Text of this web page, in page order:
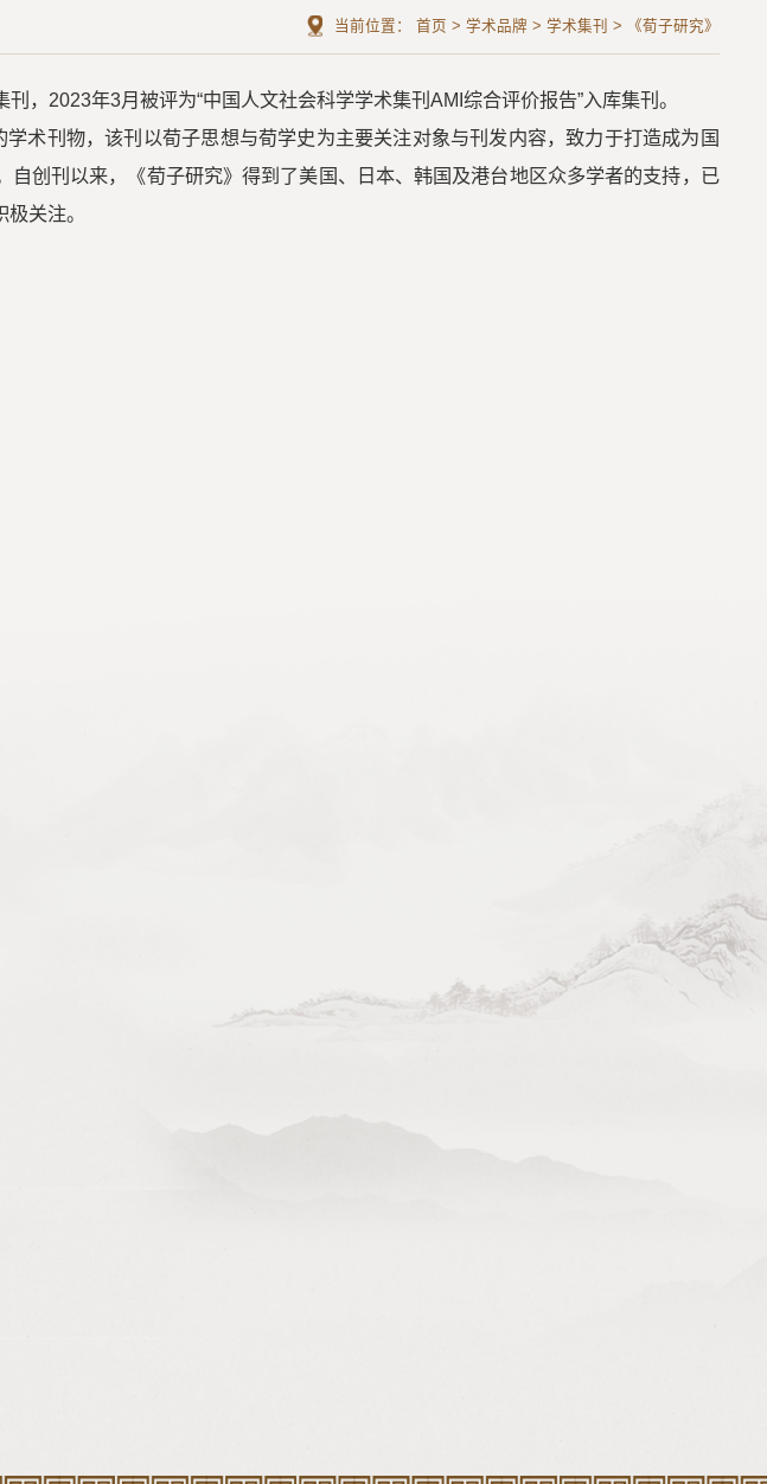
当前位置： 首页 > 学术品牌 > 学术集刊 > 《荀子研究》
，2023年3月被评为“中国人文社会科学学术集刊AMI综合评价报告”入库集刊。
学术刊物，该刊以荀子思想与荀学史为主要关注对象与刊发内容，致力于打造成为国
创刊以来，《荀子研究》得到了美国、日本、韩国及港台地区众多学者的支持，已
关注。